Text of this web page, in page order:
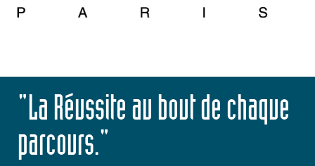
"La Réussite au bout de chaque
parcours."